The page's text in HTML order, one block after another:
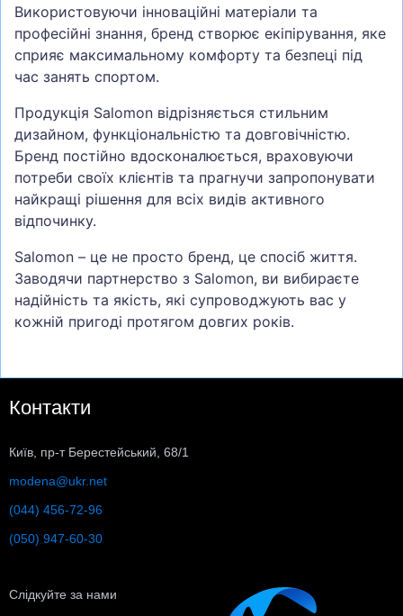
Використовуючи інноваційні матеріали та
професійні знання, бренд створює екіпірування, яке
сприяє максимальному комфорту та безпеці під
час занять спортом.
Продукція Salomon відрізняється стильним
дизайном, функціональністю та довговічністю.
Бренд постійно вдосконалюється, враховуючи
потреби своїх клієнтів та прагнучи запропонувати
найкращі рішення для всіх видів активного
відпочинку.
Salomon – це не просто бренд, це спосіб життя.
Заводячи партнерство з Salomon, ви вибираєте
надійність та якість, які супроводжують вас у
кожній пригоді протягом довгих років.
Контакти
Київ, пр-т Берестейський, 68/1
modena@ukr.net
(044) 456-72-96
(050) 947-60-30
Слідкуйте за нами